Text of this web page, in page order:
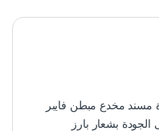
مسند مخدع مبطن فايبر
بشعار بارز